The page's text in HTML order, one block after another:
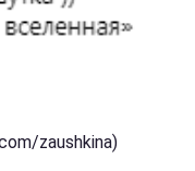
zaushkina)